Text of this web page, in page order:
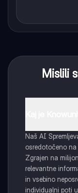
Mislili
Naš AI
osredotočeno
Zgrajen na
relevantne
in vsebino
individualni poti